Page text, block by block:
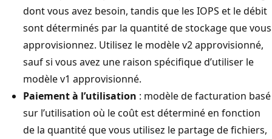
dont vous avez besoin, tandis que les IOPS et le débit
sont déterminés par la quantité de stockage que vous
approvisionnez. Utilisez le modèle v2 approvisionné,
sauf si vous avez une raison spécifique d’utiliser le
modèle v1 approvisionné.
Paiement à l’utilisation : modèle de facturation basé
sur l’utilisation où le coût est déterminé en fonction
de la quantité que vous utilisez le partage de fichiers,